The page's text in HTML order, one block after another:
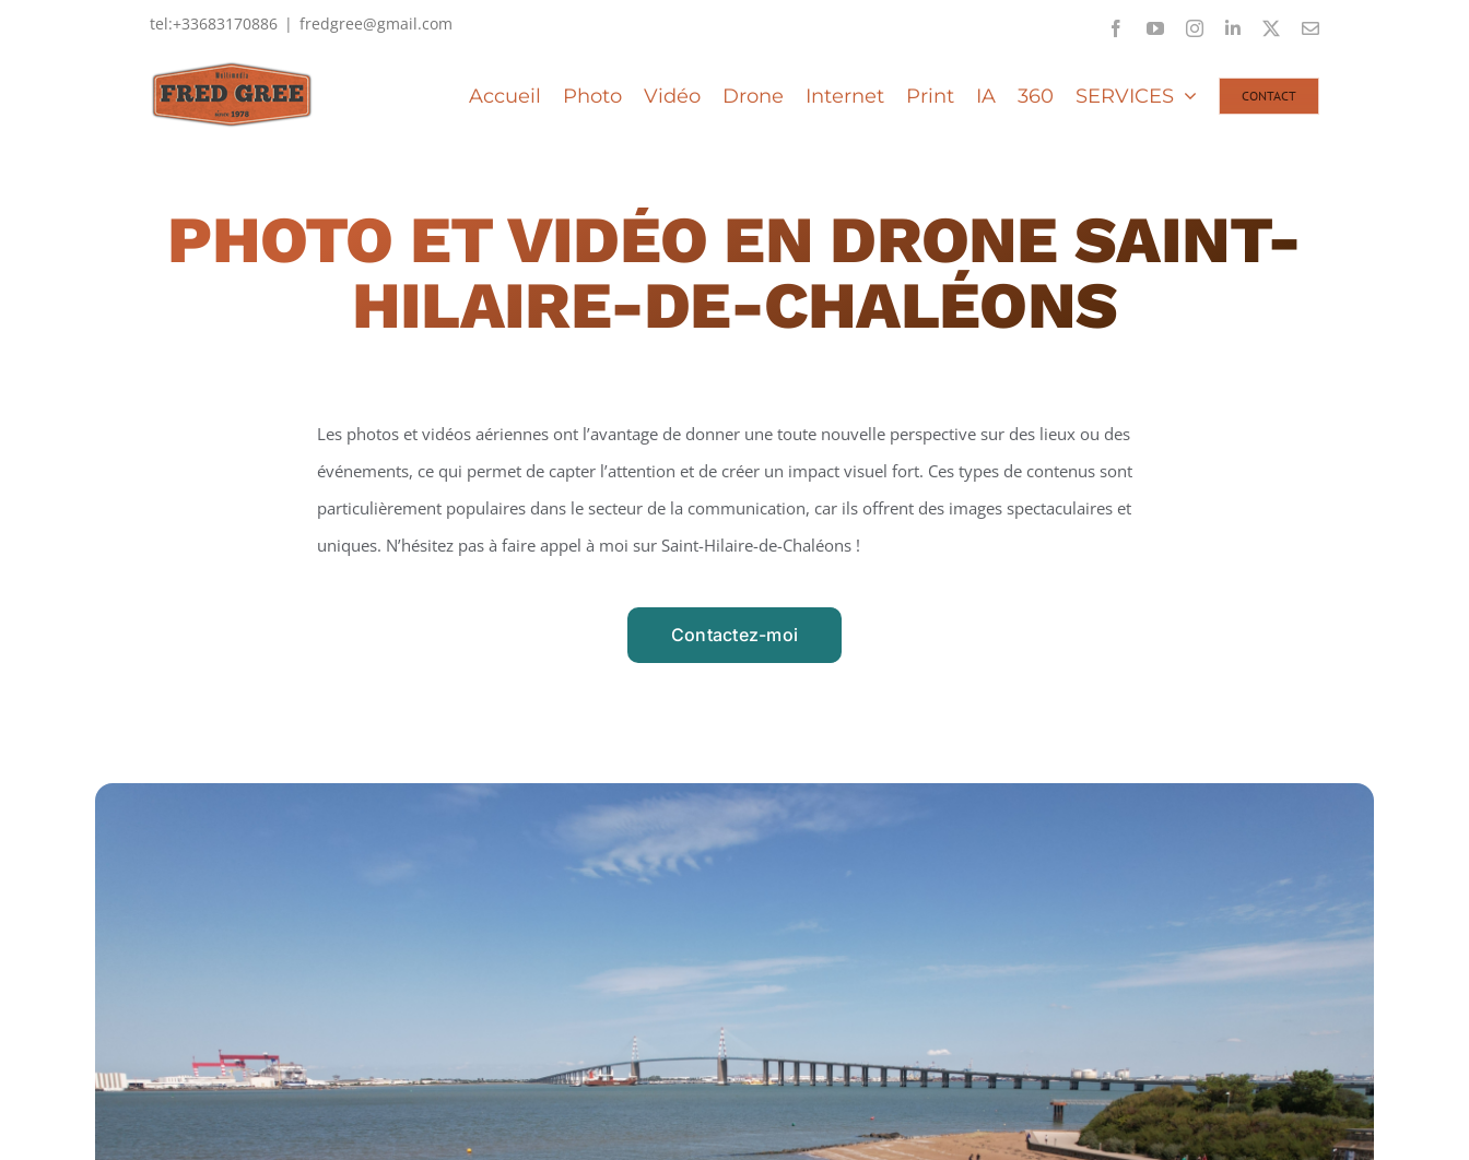
tel:+33683170886 | fredgree@gmail.com FacebookYouTubeInstagramLinkedIn Email
Accueil Photo Vidéo Drone Internet Print IA 360 SERVICES CONTACT
PHOTO ET VIDÉO EN DRONE SAINT-
HILAIRE-DE-CHALÉONS
Les photos et vidéos aériennes ont l’avantage de donner une toute nouvelle perspective sur des lieux ou des
événements, ce qui permet de capter l’attention et de créer un impact visuel fort. Ces types de contenus sont
particulièrement populaires dans le secteur de la communication, car ils offrent des images spectaculaires et
uniques. N’hésitez pas à faire appel à moi sur Saint-Hilaire-de-Chaléons !
Contactez-moi